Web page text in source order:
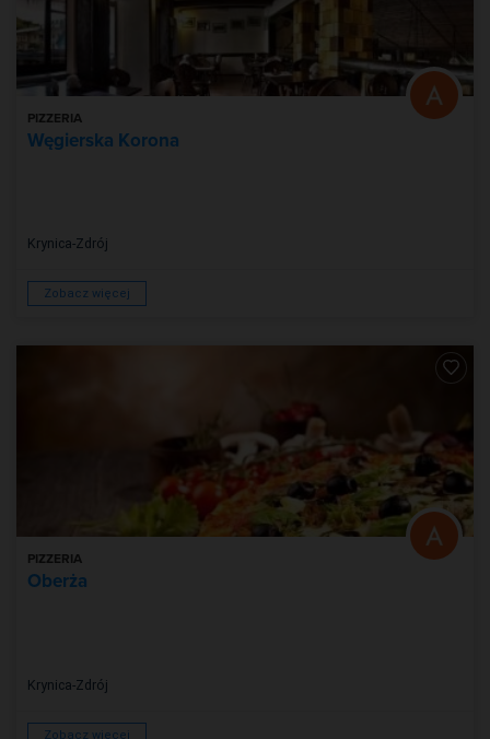
PIZZERIA
Węgierska Korona
Krynica-Zdrój
Zobacz więcej
PIZZERIA
Oberża
Krynica-Zdrój
Zobacz więcej